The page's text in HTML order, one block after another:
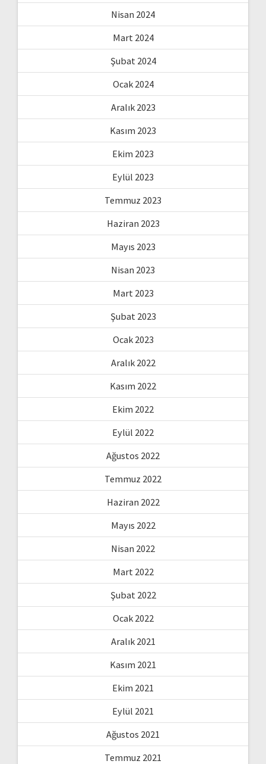
Nisan 2024
Mart 2024
Şubat 2024
Ocak 2024
Aralık 2023
Kasım 2023
Ekim 2023
Eylül 2023
Temmuz 2023
Haziran 2023
Mayıs 2023
Nisan 2023
Mart 2023
Şubat 2023
Ocak 2023
Aralık 2022
Kasım 2022
Ekim 2022
Eylül 2022
Ağustos 2022
Temmuz 2022
Haziran 2022
Mayıs 2022
Nisan 2022
Mart 2022
Şubat 2022
Ocak 2022
Aralık 2021
Kasım 2021
Ekim 2021
Eylül 2021
Ağustos 2021
Temmuz 2021